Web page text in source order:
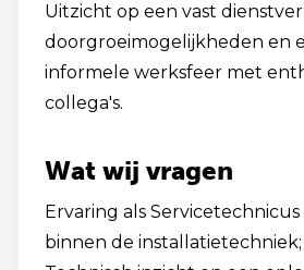
Uitzicht op een vast
doorgroeimogelijkheden en
informele werksfeer met
collega's.
Wat wij vragen
Ervaring als
binnen de installatietechniek;